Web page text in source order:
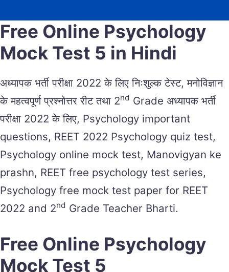
Free Online Psychology
Mock Test 5 in Hindi
अध्यापक भर्ती परीक्षा 2022 के लिए निःशुल्क टेस्ट, मनोविज्ञान
के महत्वपूर्ण प्रश्नोत्तर रीट तथा 2nd Grade अध्यापक भर्ती
परीक्षा 2022 के लिए, Psychology important
questions, REET 2022 Psychology quiz test,
Psychology online mock test, Manovigyan ke
prashn, REET free psychology test series,
Psychology free mock test paper for REET
2022 and 2nd Grade Teacher Bharti.
Free Online Psychology
Mock Test 5